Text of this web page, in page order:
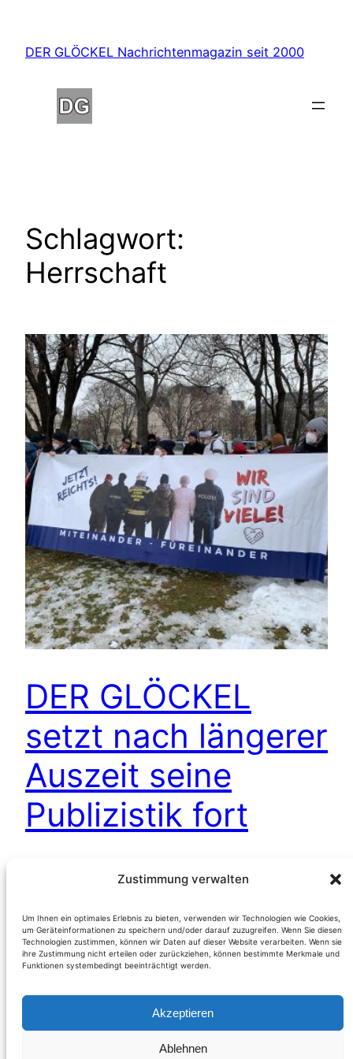
Zustimmung verwalten
Um Ihnen ein optimales Erlebnis zu bieten, verwenden wir Technologien wie Cookies,
um Geräteinformationen zu speichern und/oder darauf zuzugreifen. Wenn Sie diesen
Technologien zustimmen, können wir Daten auf dieser Website verarbeiten. Wenn sie
ihre Zustimmung nicht erteilen oder zurückziehen, können bestimmte Merkmale und
Funktionen systembedingt beeinträchtigt werden.
Akzeptieren
Ablehnen
springen
DER GLÖCKEL Nachrichtenmagazin seit 2000
Schlagwort:
Herrschaft
DER GLÖCKEL
setzt nach längerer
Auszeit seine
Publizistik fort
Es ist geraume Zeit vergangen, seit innerhalb
online gingen. Aus guten Gründen wurde dieses
Online-Magazin nie vom Netz genommen; dies
auch deshalb, weil es Inhalte gibt, die niemals in
Vergessenheit geraten sollten und es in seiner
Gesamtheit auch einen Teil meines Lebens als
verantwortlicher Redakteur spiegelt. Ich
verbrachte nun viele…